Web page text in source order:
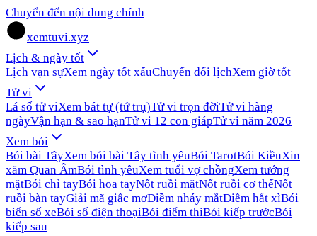
Chuyển đến nội dung chính
xemtuvi.xyz
Lịch & ngày tốt
Lịch vạn sựXem ngày tốt xấuChuyển đổi lịchXem giờ tốt
Tử vi
Lá số tử viXem bát tự (tứ trụ)Tử vi trọn đờiTử vi hàng
ngàyVận hạn & sao hạnTử vi 12 con giápTử vi năm 2026
Xem bói
Bói bài TâyXem bói bài Tây tình yêuBói TarotBói KiềuXin
xăm Quan ÂmBói tình yêuXem tuổi vợ chồngXem tướng
mặtBói chỉ tayBói hoa tayNốt ruồi mặtNốt ruồi cơ thểNốt
ruồi bàn tayGiải mã giấc mơĐiềm nháy mắtĐiềm hắt xìBói
biển số xeBói số điện thoạiBói điểm thiBói kiếp trướcBói
kiếp sau